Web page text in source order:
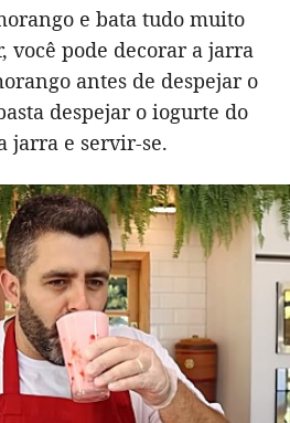
e bata tudo muito
você pode decorar a jarra
antes de despejar o
despejar o iogurte do
e servir-se.